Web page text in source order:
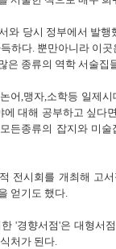
와 당시 정부에서 발
하다. 뿐만아니라 이
은 종류의 역학 서술집
어,맹자,소학등 일제
대해 공부하고 싶다
든종류의 잡지와 미
전시회를 개최해 고
얻기도 했다.
'경향서점'은 대형서
처가 된다.